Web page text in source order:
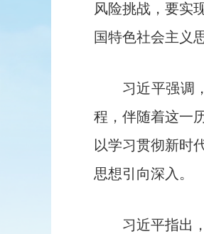
风险挑战，要实
国特色社会主义
习近平强调
程，伴随着这一
以学习贯彻新时
思想引向深入。
习近平指出